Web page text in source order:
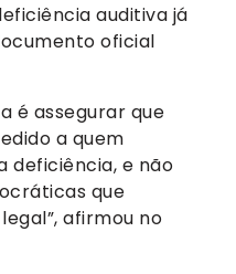
auditiva já
oficial
é assegurar que
a quem
deficiência, e não
que
afirmou no